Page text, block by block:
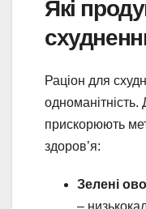
Які
Раціон для
одноманітність.
прискорюють
здоров’я:
Зелені
–